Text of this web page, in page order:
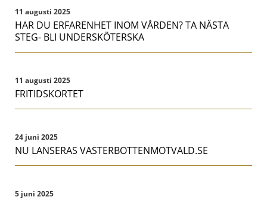
11 augusti 2025
HAR DU ERFARENHET INOM VÅRDEN? TA NÄSTA
STEG- BLI UNDERSKÖTERSKA
11 augusti 2025
FRITIDSKORTET
24 juni 2025
NU LANSERAS VASTERBOTTENMOTVALD.SE
5 juni 2025